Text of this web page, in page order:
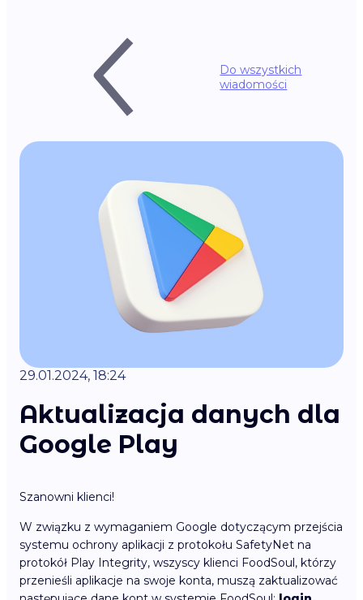
Do wszystkich
wiadomości
29.01.2024, 18:24
Aktualizacja danych dla
Google Play
Szanowni klienci!
W związku z wymaganiem Google dotyczącym przejścia
systemu ochrony aplikacji z protokołu SafetyNet na
protokół Play Integrity, wszyscy klienci FoodSoul, którzy
przenieśli aplikacje na swoje konta, muszą zaktualizować